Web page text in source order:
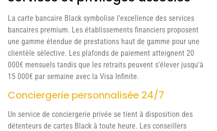
La carte bancaire Black symbolise l'excellence des services
bancaires premium. Les établissements financiers proposent
une gamme étendue de prestations haut de gamme pour une
clientèle sélective. Les plafonds de paiement atteignent 20
000€ mensuels tandis que les retraits peuvent s'élever jusqu'à
15 000€ par semaine avec la Visa Infinite.
Conciergerie personnalisée 24/7
Un service de conciergerie privée se tient à disposition des
détenteurs de cartes Black à toute heure. Les conseillers